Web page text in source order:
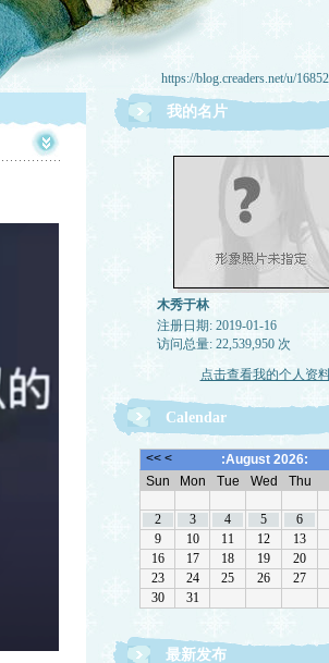
https://blog.creaders.net/u/
我的名片
木秀于林
注册日期: 2019-01-16
访问总量: 22,539,950 次
点击查看我的个人资
Calendar
最新发布